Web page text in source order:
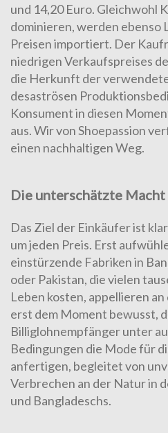
und 14,20 Euro. Gleichwohl
dominieren, werden ebenso
Preisen importiert. Der
niedrigen Verkaufspreises
die Herkunft der
desaströsen
Konsument in diesen
aus. Wir von Shoepassion
einen nachhaltigen Weg.
Die unterschätzte
Das Ziel der Einkäufer ist
um jeden Preis. Erst
einstürzende Fabriken in
oder Pakistan, die vielen
Leben kosten, appellieren
erst dem Moment bewusst,
Billiglohnempfänger unter
Bedingungen die Mode für
anfertigen, begleitet von
Verbrechen an der Natur in
und Bangladeschs.